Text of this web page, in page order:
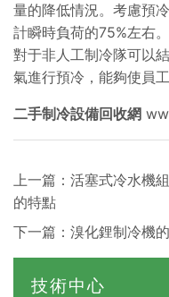
量的降低情況。考慮預
計瞬時負荷的75%左右。
對于非人工制冷隊可以
氣進行預冷，能夠使員
二手制冷設備回收網
上一篇： 活塞式冷水機
的特點
下一篇： 溴化鋰制冷機
技術中心